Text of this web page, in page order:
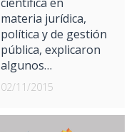
materia jurídica,
política y de gestión
pública, explicaron
algunos…
02/11/2015